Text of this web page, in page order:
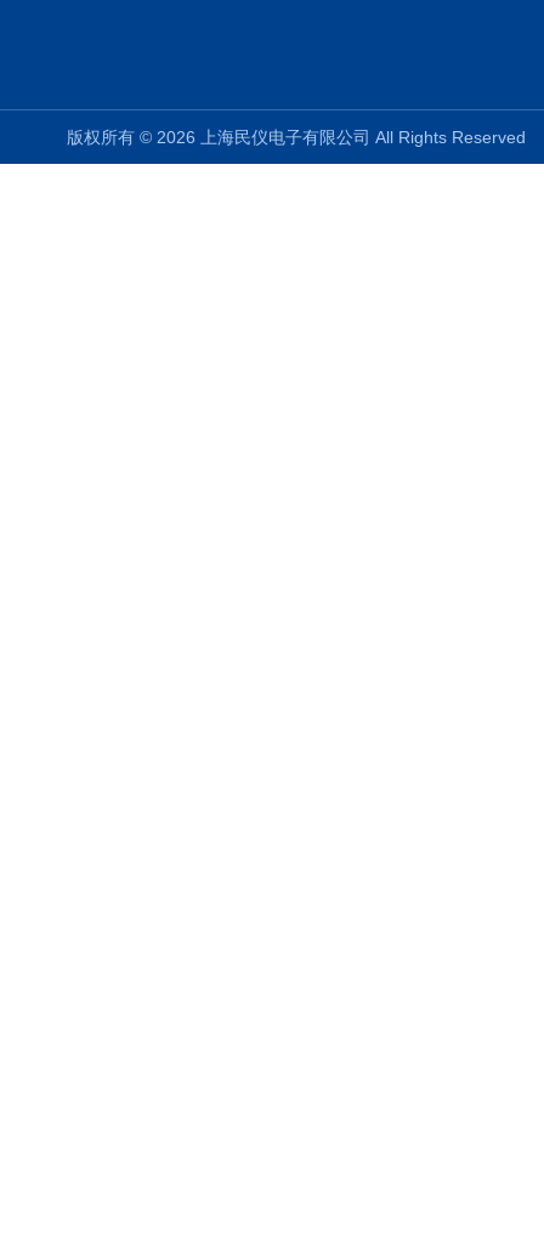
版权所有 © 2026 上海民仪电子有限公司 All Rights